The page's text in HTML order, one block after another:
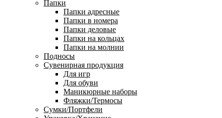
Папки
Папки адресные
Папки в номера
Папки деловые
Папки на кольцах
Папки на молнии
Подносы
Сувенирная продукция
Для игр
Для обуви
Маникюрные наборы
Фляжки/Термосы
Сумки/Портфели